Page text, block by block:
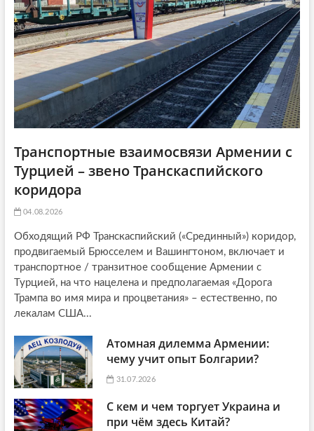
i
o
n
я
:
:
Транспортные взаимосвязи Армении с
Турцией – звено Транскаспийского
коридора
04.08.2026
Обходящий РФ Транскаспийский («Срединный») коридор,
продвигаемый Брюсселем и Вашингтоном, включает и
транспортное / транзитное сообщение Армении с
Турцией, на что нацелена и предполагаемая «Дорога
Трампа во имя мира и процветания» – естественно, по
лекалам США...
Атомная дилемма Армении:
чему учит опыт Болгарии?
31.07.2026
С кем и чем торгует Украина и
при чём здесь Китай?